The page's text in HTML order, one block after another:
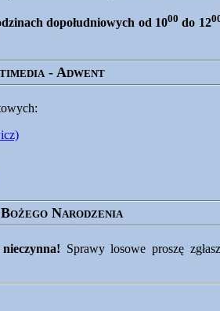
dopołudniowych od 1000 do 12
- Adwent
Narodzenia
Sprawy losowe proszę